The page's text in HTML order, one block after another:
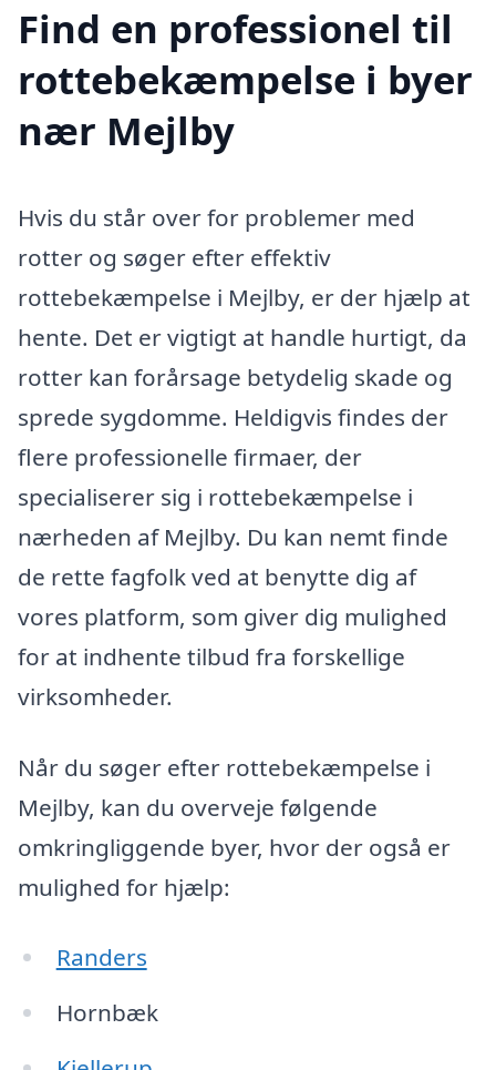
Find en professionel til
rottebekæmpelse i byer
nær Mejlby
Hvis du står over for problemer med
rotter og søger efter effektiv
rottebekæmpelse i Mejlby, er der hjælp at
hente. Det er vigtigt at handle hurtigt, da
rotter kan forårsage betydelig skade og
sprede sygdomme. Heldigvis findes der
flere professionelle firmaer, der
specialiserer sig i rottebekæmpelse i
nærheden af Mejlby. Du kan nemt finde
de rette fagfolk ved at benytte dig af
vores platform, som giver dig mulighed
for at indhente tilbud fra forskellige
virksomheder.
Når du søger efter rottebekæmpelse i
Mejlby, kan du overveje følgende
omkringliggende byer, hvor der også er
mulighed for hjælp:
Randers
Hornbæk